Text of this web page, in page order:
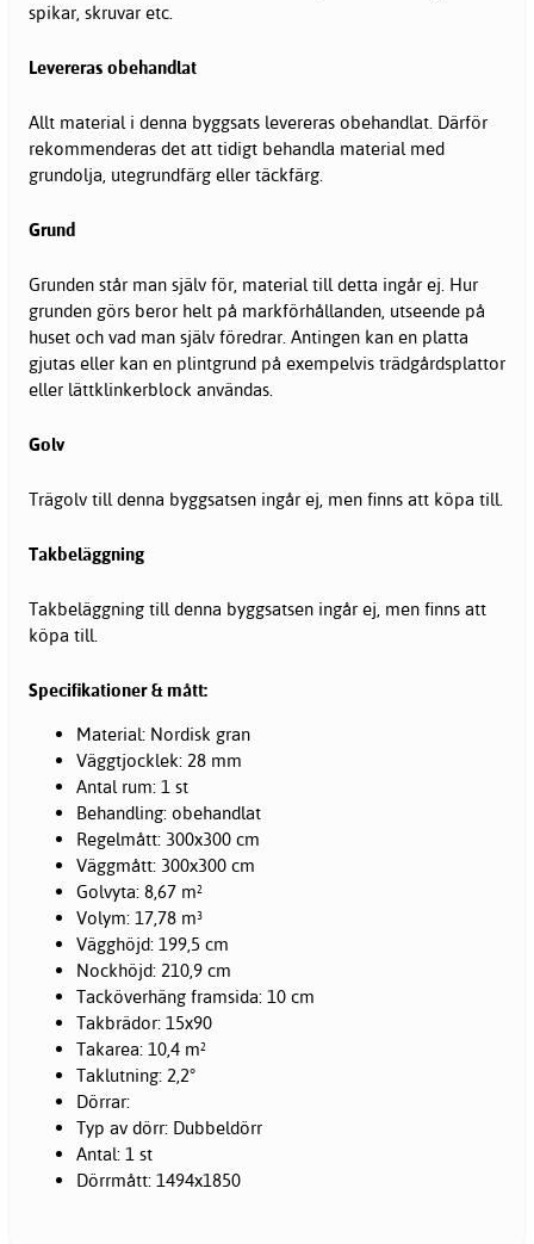
spikar, skruvar etc.
Levereras obehandlat
Allt material i denna byggsats levereras obehandlat. Därför
rekommenderas det att tidigt behandla material med
grundolja, utegrundfärg eller täckfärg.
Grund
Grunden står man själv för, material till detta ingår ej. Hur
grunden görs beror helt på markförhållanden, utseende på
huset och vad man själv föredrar. Antingen kan en platta
gjutas eller kan en plintgrund på exempelvis trädgårdsplattor
eller lättklinkerblock användas.
Golv
Trägolv till denna byggsatsen ingår ej, men finns att köpa till.
Takbeläggning
Takbeläggning till denna byggsatsen ingår ej, men finns att
köpa till.
Specifikationer & mått:
Material: Nordisk gran
Väggtjocklek: 28 mm
Antal rum: 1 st
Behandling: obehandlat
Regelmått: 300x300 cm
Väggmått: 300x300 cm
Golvyta: 8,67 m²
Volym: 17,78 m³
Vägghöjd: 199,5 cm
Nockhöjd: 210,9 cm
Tacköverhäng framsida: 10 cm
Takbrädor: 15x90
Takarea: 10,4 m²
Taklutning: 2,2°
Dörrar:
Typ av dörr: Dubbeldörr
Antal: 1 st
Dörrmått: 1494x1850